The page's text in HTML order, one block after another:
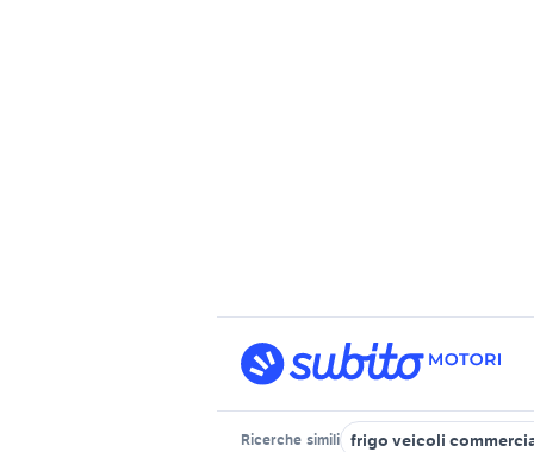
Ricerche simili frigo veicoli